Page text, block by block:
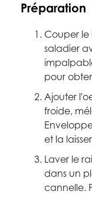
Préparation
Couper le
saladier
pour
Ajouter
froide,
et la
Laver le
dans un
cannelle.